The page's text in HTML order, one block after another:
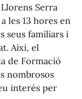
Serra
les 13 hores en
seus familiars i
Així, el
de Formació
nombrosos
interés per